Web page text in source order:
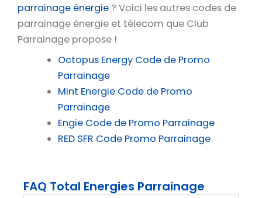
parrainage énergie ? Voici les autres codes de
parrainage énergie et télecom que Club
Parrainage propose !
Octopus Energy Code de Promo
Parrainage
Mint Energie Code de Promo
Parrainage
Engie Code de Promo Parrainage
RED SFR Code Promo Parrainage
FAQ Total Energies Parrainage